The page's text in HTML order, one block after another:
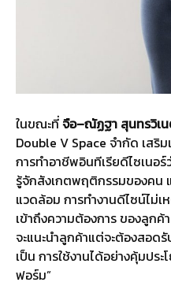
ในขณะที่จือ–ณัฏฐา สุนทรวิเ
Double V Space จำกัด เสริม
การทำอาชีพอินทีเรียดีไซเนอร์
รู้จักสังเกตพฤติกรรมของคน
แวดล้อม การทำงานดีไซน์ไม่
เข้าถึงความต้องการ ของลูกค้
จะแนะนำลูกค้าแต่จะต้องสอด
เป็น การใช้งานได้อย่างคุ้มป
ฟอร์ม”